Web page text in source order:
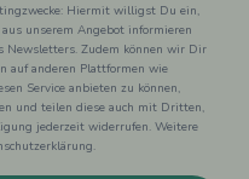
Hiermit willigst Du ein,
unserem Angebot informieren
Newsletters. Zudem können wir Dir
auf anderen Plattformen wie
Service anbieten zu können,
und teilen diese auch mit Dritten,
jederzeit widerrufen. Weitere